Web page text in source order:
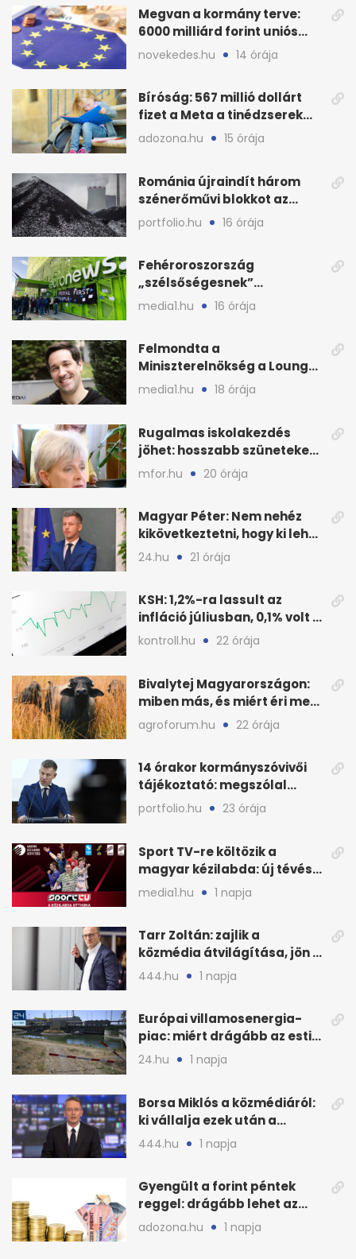
Megvan a kormány terve:
6000 milliárd forint uniós
pénz sorsa
novekedes.hu 14 órája
Bíróság: 567 millió dollárt
fizet a Meta a tinédzserek
védelmére
adozona.hu 15 órája
Románia újraindít három
szénerőművi blokkot az
áramellátás stabilizálására
portfolio.hu 16 órája
Fehéroroszország
„szélsőségesnek”
minősítette az Euronews
media1.hu 16 órája
Felmondta a
Miniszterelnökség a Lounge
Event keretszerződését
media1.hu 18 órája
Rugalmas iskolakezdés
jöhet: hosszabb szüneteket
javasolnak szeptembertől
mfor.hu 20 órája
Magyar Péter: Nem nehéz
kikövetkeztetni, hogy ki lehet
a három jelölt
24.hu 21 órája
KSH: 1,2%-ra lassult az
infláció júliusban, 0,1% volt a
havi áresés
kontroll.hu 22 órája
Bivalytej Magyarországon:
miben más, és miért éri meg
feldolgozni?
agroforum.hu 22 órája
14 órakor kormányszóvivői
tájékoztató: megszólal
Magyar Péter is
portfolio.hu 23 órája
Sport TV-re költözik a
magyar kézilabda: új tévés
megállapodás
media1.hu 1 napja
Tarr Zoltán: zajlik a
közmédia átvilágítása, jön a
nyilvános véleményezés
444.hu 1 napja
Európai villamosenergia-
piac: miért drágább az esti
áram Magyarországon
24.hu 1 napja
Borsa Miklós a közmédiáról:
ki vállalja ezek után a
munkát?
444.hu 1 napja
Gyengült a forint péntek
reggel: drágább lehet az
euró és a dollár
adozona.hu 1 napja